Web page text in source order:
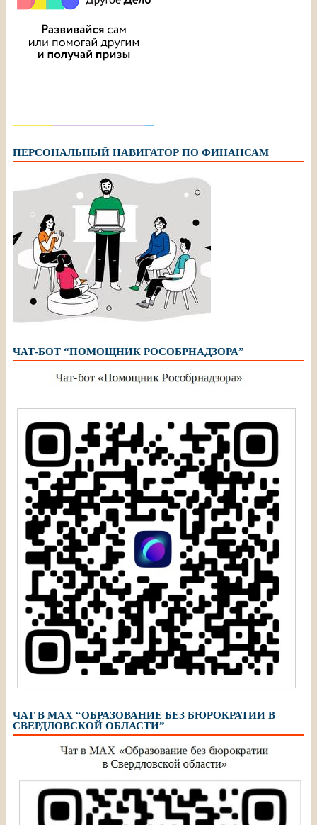
ПЕРСОНАЛЬНЫЙ НАВИГАТОР ПО ФИНАНСАМ
ЧАТ-БОТ “ПОМОЩНИК РОСОБРНАДЗОРА”
ЧАТ В МАХ “ОБРАЗОВАНИЕ БЕЗ БЮРОКРАТИИ В
СВЕРДЛОВСКОЙ ОБЛАСТИ”